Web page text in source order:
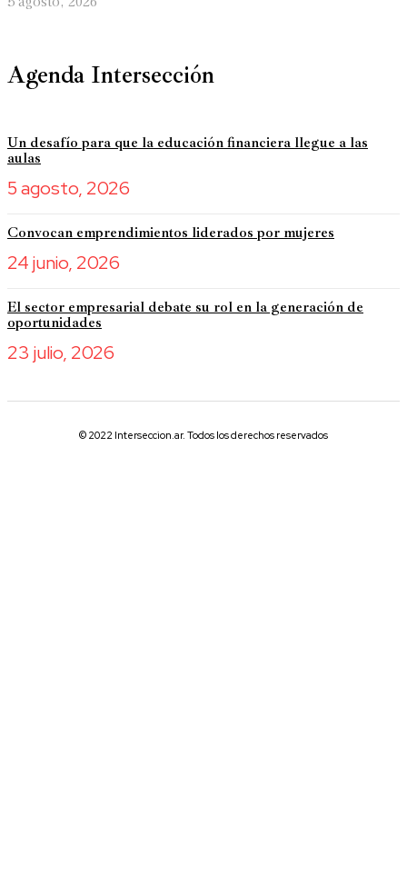
Agenda Intersección
Un desafío para que la educación financiera llegue a las
aulas
5 agosto, 2026
Convocan emprendimientos liderados por mujeres
24 junio, 2026
El sector empresarial debate su rol en la generación de
oportunidades
23 julio, 2026
© 2022 Interseccion.ar. Todos los derechos reservados